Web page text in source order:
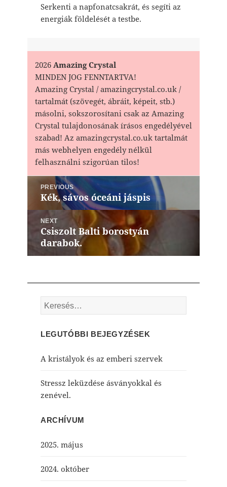
Serkenti a napfonatcsakrát, és segíti az
energiák földelését a testbe.
2026Amazing Crystal
MINDEN JOG FENNTARTVA!
Amazing Crystal / amazingcrystal.co.uk /
tartalmát (szövegét, ábráit, képeit, stb.)
másolni, sokszorosítani csak az Amazing
Crystal tulajdonosának írásos engedélyével
szabad! Az amazingcrystal.co.uk tartalmát
más webhelyen engedély nélkül
felhasználni szigorúan tilos!
Bejegyzés
navigáció
PREVIOUS
Previous
post:
Kék, sávos óceáni jáspis
NEXT
Next
post:
Csiszolt Balti borostyán
darabok.
Keresés:
LEGUTÓBBI BEJEGYZÉSEK
A kristályok és az emberi szervek
Stressz leküzdése ásványokkal és
zenével.
ARCHÍVUM
2025. május
2024. október